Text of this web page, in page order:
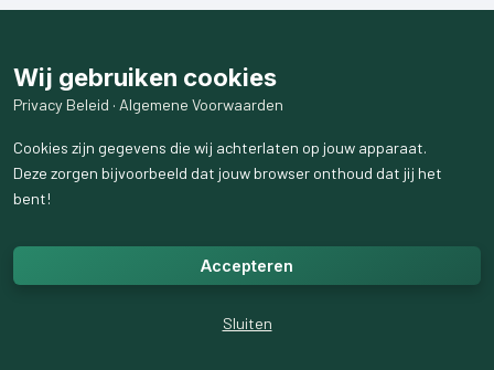
Wij gebruiken cookies
Privacy Beleid · Algemene Voorwaarden
Cookies zijn gegevens die wij achterlaten op jouw apparaat.
Deze zorgen bijvoorbeeld dat jouw browser onthoud dat jij het
bent!
Accepteren
Sluiten